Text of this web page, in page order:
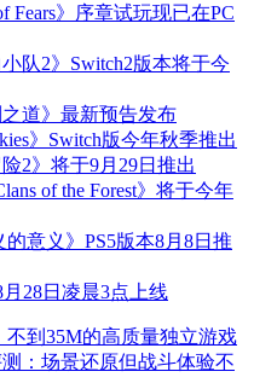
Fears》序章试玩现已在PC
队2》Switch2版本将于今
道》最新预告发布
》Switch版今年秋季推出
2》将于9月29日推出
of the Forest》将于今年
意义》PS5版本8月8日推
28日凌晨3点上线
到35M的高质量独立游戏
：场景还原但战斗体验不